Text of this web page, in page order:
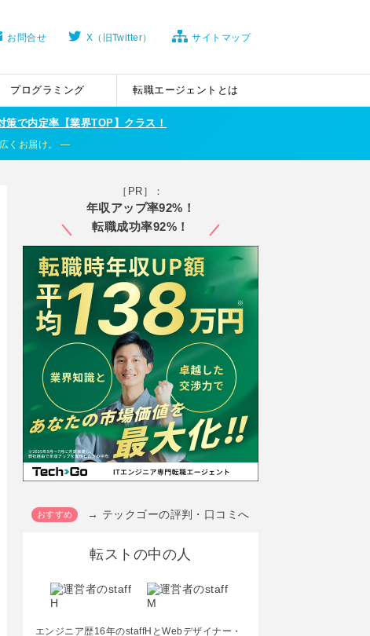
お問合せ X（旧Twitter） サイトマップ
プログラミング 転職エージェントとは
で内定率【業界TOP】クラス！
くお届け。
［PR］：
年収アップ率92%！
転職成功率92%！
→ テックゴーの評判・口コミへ
転ストの中の人
エンジニア歴16年のstaffHとWebデザイナー・